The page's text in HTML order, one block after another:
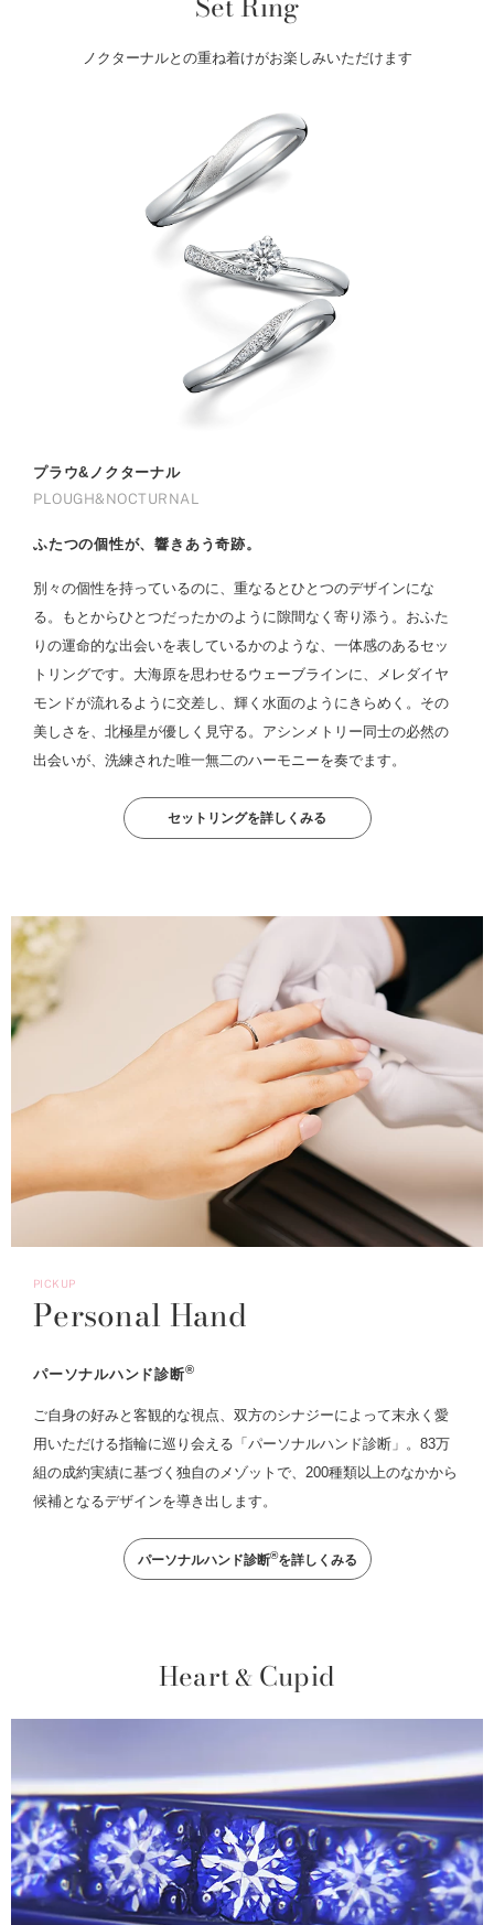
ノクターナルとの重ね着けがお楽しみいただけます
プラウ&ノクターナル
PLOUGH&NOCTURNAL
ふたつの個性が、響きあう奇跡。
別々の個性を持っているのに、重なるとひとつのデザインにな
る。もとからひとつだったかのように隙間なく寄り添う。おふた
りの運命的な出会いを表しているかのような、一体感のあるセッ
トリングです。大海原を思わせるウェーブラインに、メレダイヤ
モンドが流れるように交差し、輝く水面のようにきらめく。その
美しさを、北極星が優しく見守る。アシンメトリー同士の必然の
出会いが、洗練された唯一無二のハーモニーを奏でます。
セットリングを詳しくみる
PICKUP
Personal Hand
パーソナルハンド診断®
ご自身の好みと客観的な視点、双方のシナジーによって末永く愛
用いただける指輪に巡り会える「パーソナルハンド診断」。83万
組の成約実績に基づく独自のメゾットで、200種類以上のなかから
候補となるデザインを導き出します。
パーソナルハンド診断®を詳しくみる
Heart& Cupid